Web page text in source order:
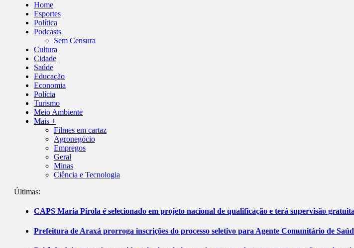
Home
Esportes
Política
Podcasts
Sem Censura
Cultura
Cidade
Saúde
Educação
Economia
Polícia
Turismo
Meio Ambiente
Mais +
Filmes em cartaz
Agronegócio
Empregos
Geral
Minas
Ciência e Tecnologia
Últimas:
CAPS Maria Pirola é selecionado em projeto nacional de qualificação e terá supervisão
Prefeitura de Araxá prorroga inscrições do processo seletivo para Agente Comunitário de